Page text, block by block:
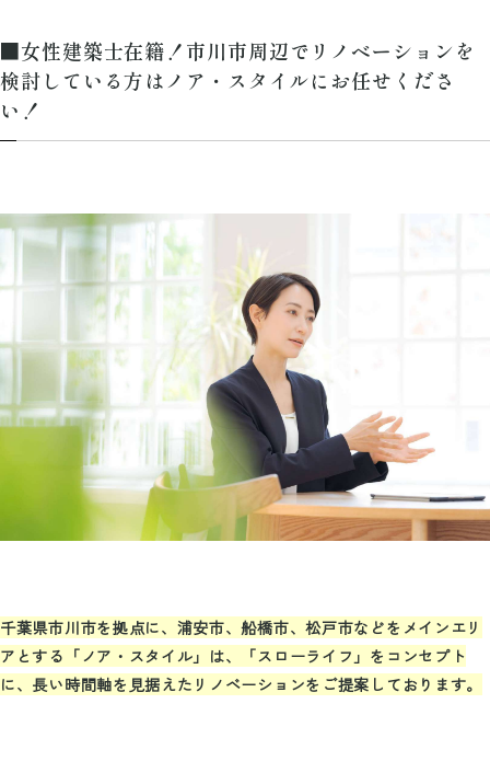
■女性建築士在籍！市川市周辺でリノベーションを
検討している方はノア・スタイルにお任せくださ
い！
千葉県市川市を拠点に、浦安市、船橋市、松戸市などをメインエリ
アとする「ノア・スタイル」は、「スローライフ」をコンセプト
に、長い時間軸を見据えたリノベーションをご提案しております。